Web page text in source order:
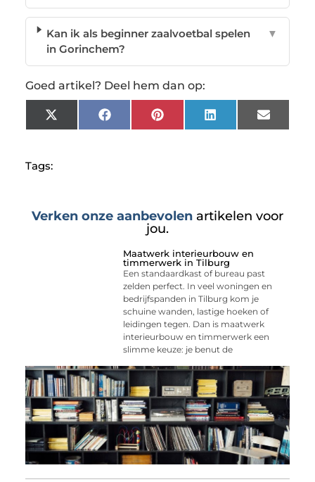
Kan ik als beginner zaalvoetbal spelen
in Gorinchem?
▼
Goed artikel? Deel hem dan op:
X
(Twitter)
FacebookPinterest LinkedIn Email
Tags:
Verken onze aanbevolen artikelen voor
jou.
Maatwerk interieurbouw en
timmerwerk in Tilburg
Een standaardkast of bureau past
zelden perfect. In veel woningen en
bedrijfspanden in Tilburg kom je
schuine wanden, lastige hoeken of
leidingen tegen. Dan is maatwerk
interieurbouw en timmerwerk een
slimme keuze: je benut de